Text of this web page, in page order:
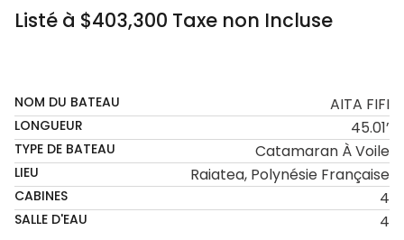
Listé à $403,300 Taxe non Incluse
NOM DU BATEAU AITA FIFI
LONGUEUR 45.01’
TYPE DE BATEAU Catamaran À Voile
LIEU Raiatea, Polynésie Française
CABINES 4
SALLE D'EAU 4